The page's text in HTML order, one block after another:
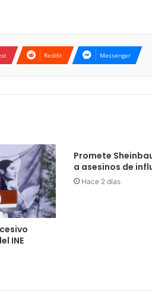
Reddit Messenger
INE
Promete
a asesinos de
Hace 2 días